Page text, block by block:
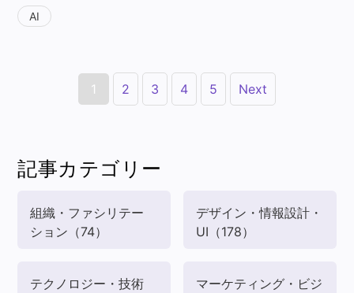
AI
1 2 3 4 5 Next
記事カテゴリー
組織・ファシリテー
ション （74）
デザイン・情報設計・
UI （178）
テクノロジー・技術
マーケティング・ビジ